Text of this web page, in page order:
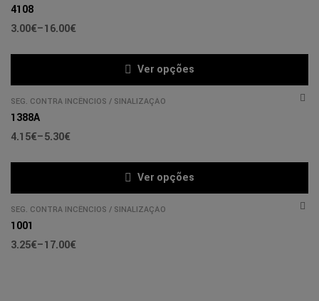
4108
3.00€–16.00€
Ver opções
SEG. CONTRA INCÊNCIOS / SINALIZAÇÃO
1388A
4.15€–5.30€
Ver opções
SEG. CONTRA INCÊNCIOS / SINALIZAÇÃO
1001
3.25€–17.00€